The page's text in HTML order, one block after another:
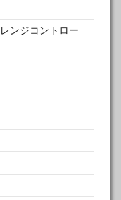
ンジコントロー